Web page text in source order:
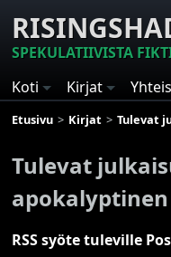
SPEKULATIIVISTA
Koti
Kirjat
Etusivu Kirjat Tulevat
Tulevat
apokalyptinen
RSS syöte tuleville